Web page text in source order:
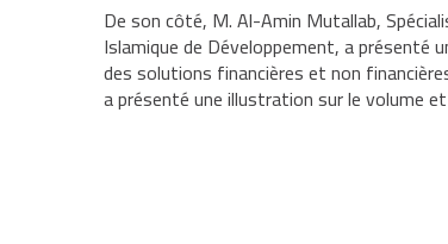
De son côté, M. Al-Amin Mutallab,
Islamique de Développement, a présenté
des solutions financières et non
a présenté une illustration sur le volume